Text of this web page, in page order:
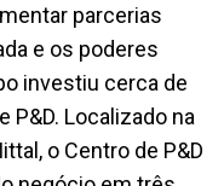
parcerias
e os poderes
investiu cerca de
P&D. Localizado na
o Centro de P&D